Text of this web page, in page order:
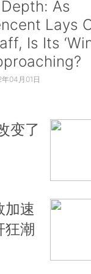
As
Lays
Is Its
04月01日
变了
加速
狂潮